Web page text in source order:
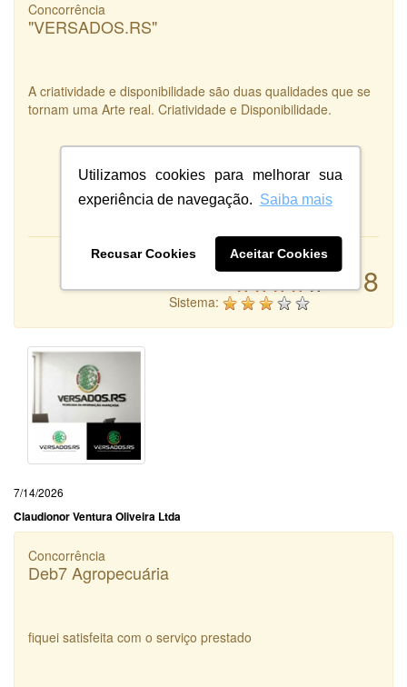
Utilizamos cookies para melhorar sua
experiência de navegação. Saiba mais
Recusar Cookies Aceitar Cookies
Concorrência
"VERSADOS.RS"
A criatividade e disponibilidade são duas qualidades que se
tornam uma Arte real. Criatividade e Disponibilidade.
8
Atendimento:
Sistema:
7/14/2026
Claudionor Ventura Oliveira Ltda
Concorrência
Deb7 Agropecuária
fiquei satisfeita com o serviço prestado